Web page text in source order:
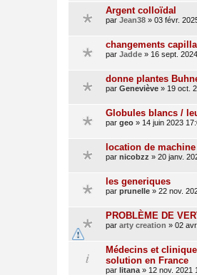
Argent colloïdal
par Jean38 » 03 févr.
changements
par Jadde » 16 sept.
donne plantes
par Geneviève » 19 oct.
Globules blancs /
par geo » 14 juin 2023
location de
par nicobzz » 20 janv.
les generiques
par prunelle » 22 nov.
PROBLÈME DE
par arty creation » 02
Médecins et
solution en France
par litana » 12 nov. 2021